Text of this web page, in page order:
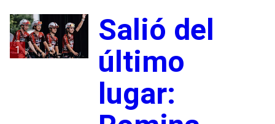
1
Salió del
último
lugar: